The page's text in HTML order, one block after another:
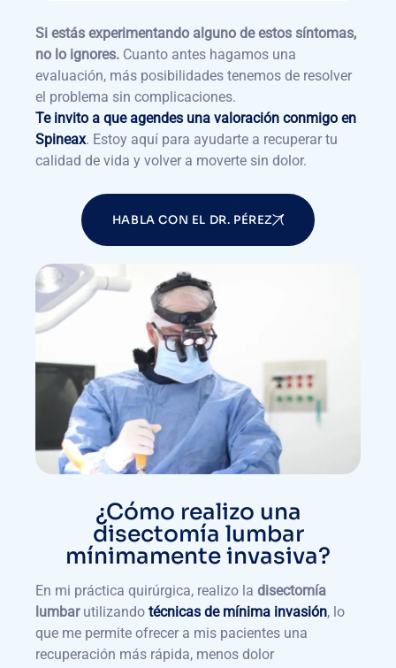
Si estás experimentando alguno de estos síntomas,
no lo ignores. Cuanto antes hagamos una
evaluación, más posibilidades tenemos de resolver
el problema sin complicaciones.
Te invito a que agendes una valoración conmigo en
Spineax. Estoy aquí para ayudarte a recuperar tu
calidad de vida y volver a moverte sin dolor.
HABLA CON EL DR. PÉREZ
¿Cómo realizo una
disectomía lumbar
mínimamente invasiva?
En mi práctica quirúrgica, realizo la disectomía
lumbarutilizando técnicas de mínima invasión, lo
que me permite ofrecer a mis pacientes una
recuperación más rápida, menos dolor